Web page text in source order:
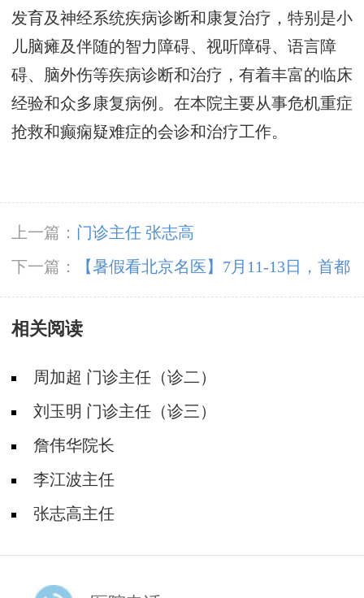
发育及神经系统疾病诊断和康复治疗，特别是小
儿脑瘫及伴随的智力障碍、视听障碍、语言障
碍、脑外伤等疾病诊断和治疗，有着丰富的临床
经验和众多康复病例。在本院主要从事危机重症
抢救和癫痫疑难症的会诊和治疗工作。
上一篇： 门诊主任 张志高
下一篇：
【暑假看北京名医】7月11-13日，首都
医科大学附属北京朝阳医院周立春博士领衔暑期
会诊‌
相关阅读
周加超 门诊主任（诊二）
刘玉明 门诊主任（诊三）
詹伟华院长
李江波主任
张志高主任